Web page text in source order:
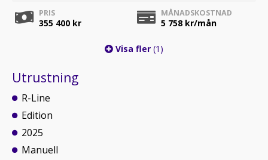
PRIS
355 400 kr
MÅNADSKOSTNAD
5 758 kr/mån
Visa fler (1)
Utrustning
R-Line
Edition
2025
Manuell